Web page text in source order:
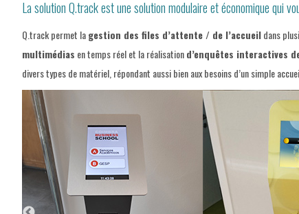
La solution Q.track est une solution modulaire et économique qui
Q.track permet lagestion des files d’attente / de l’accueildans
multimédias en temps réel et la réalisationd’enquêtes interactives
divers types de matériel, répondant aussi bien aux besoins d’un simple